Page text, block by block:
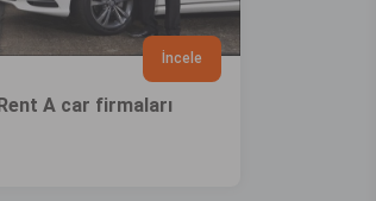
İncele
A car firmaları